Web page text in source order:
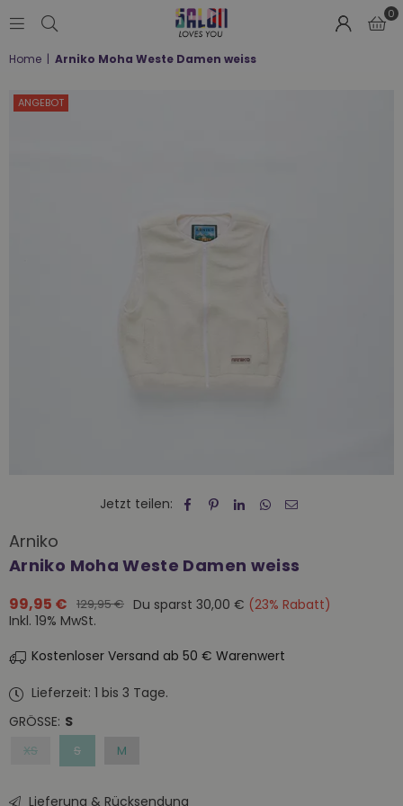
LOVES
0
Home | Arniko Moha Weste Damen weiss
ANGEBOT
Jetzt teilen:
Arniko
Arniko Moha Weste Damen weiss
Normaler
Preis
99,95 € 129,95 € Du sparst 30,00 € (23% Rabatt)
Inkl. 19% MwSt.
Kostenloser Versand ab 50 € Warenwert
Lieferzeit: 1 bis 3 Tage.
GRÖSSE: S
XS S M
Lieferung & Rücksendung